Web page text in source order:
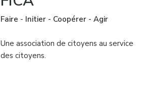
Faire - Initier- Coopérer- Agir
Une association de citoyens au service
des citoyens.